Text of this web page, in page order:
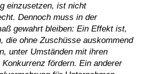
einzusetzen, ist nicht
Dennoch muss in der
gewahrt bleiben: Ein Effekt ist,
die ohne Zuschüsse auskommend
unter Umständen mit ihren
fördern. Ein anderer